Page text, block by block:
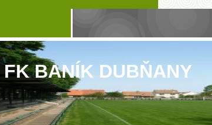
FK BANÍK DUBŇANY